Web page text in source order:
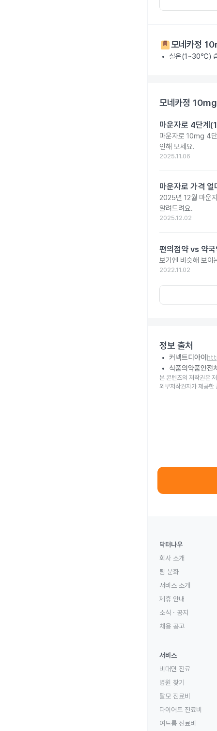
모네카정
실온(1~30℃)
모네카정 10mg
마운자로 4단계
마운자로 10mg 4
인해 보세요.
2025.11.06
마운자로 가격
2025년 12월 마운
알려드려요.
2025.12.02
편의점약 vs 약
보기엔 비슷해 보이
2022.11.02
정보 출처
커넥트디아이
식품의약품안전
본 콘텐츠의 저작권은
외부저작권자가 제공한
닥터나우
회사 소개
팀 문화
서비스 소개
제휴 안내
소식 · 공지
채용 공고
서비스
비대면 진료
병원 찾기
탈모 진료비
다이어트 진료비
여드름 진료비